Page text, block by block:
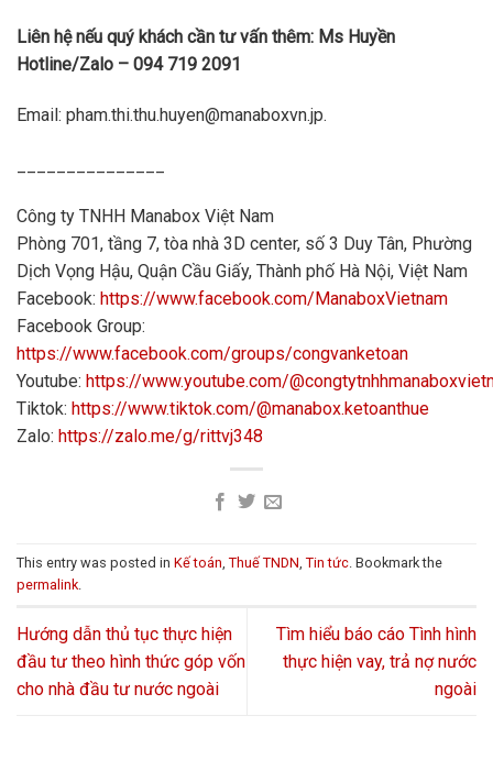
Liên hệ nếu quý khách cần tư vấn thêm: Ms Huyền
Hotline/Zalo – 094 719 2091
Email: pham.thi.thu.huyen@manaboxvn.jp.
Công ty TNHH Manabox Việt Nam
Phòng 701, tầng 7, tòa nhà 3D center, số 3 Duy Tân, Phường
Dịch Vọng Hậu, Quận Cầu Giấy, Thành phố Hà Nội, Việt Nam
Facebook: https://www.facebook.com/ManaboxVietnam
Facebook Group:
https://www.facebook.com/groups/congvanketoan
Youtube: https://www.youtube.com/
Tiktok: https://www.tiktok.com/@manabox.ketoanthue
Zalo: https://zalo.me/g/rittvj348
This entry was posted in Kế toán Thuế TNDN Tin tức . Bookmark the
permalink
Hướng dẫn thủ tục thực hiện
đầu tư theo hình thức góp vốn
cho nhà đầu tư nước ngoài
Tìm hiểu báo cáo Tình hình
thực hiện vay, trả nợ nước
ngoài